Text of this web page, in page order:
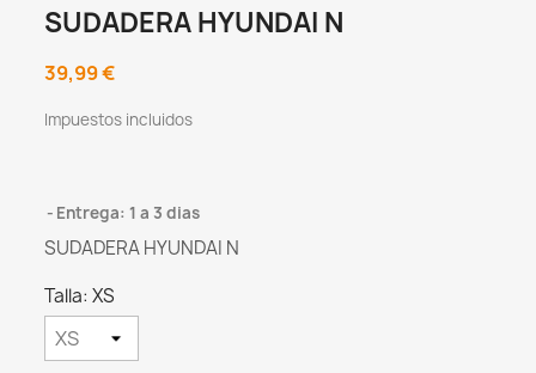
SUDADERA HYUNDAI N
39,99 €
Impuestos incluidos
Entrega: 1 a 3 dias
SUDADERA HYUNDAI N
Talla: XS